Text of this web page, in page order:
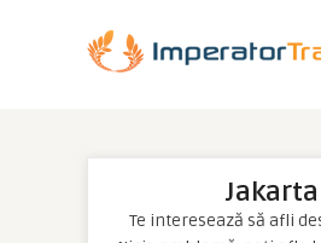
Jakarta
Te interesează să afli